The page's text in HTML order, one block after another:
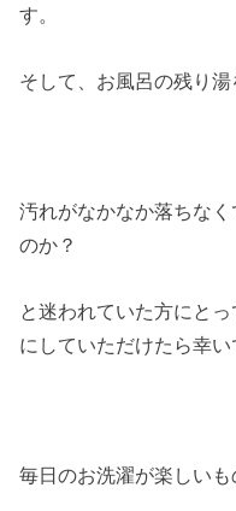
す。
そして、お風呂の残り
汚れがなかなか落ちな
のか？
と迷われていた方にと
にしていただけたら幸い
毎日のお洗濯が楽しいも